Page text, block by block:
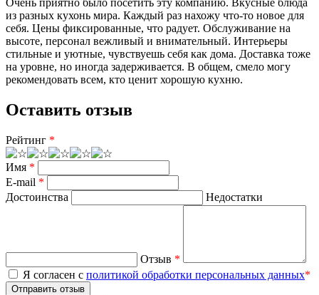
из разных кухонь мира. Каждый раз нахожу что-то новое для
себя. Цены фиксированные, что радует. Обслуживание на
высоте, персонал вежливый и внимательный. Интерьеры
стильные и уютные, чувствуешь себя как дома. Доставка тоже
на уровне, но иногда задерживается. В общем, смело могу
рекомендовать всем, кто ценит хорошую кухню.
Оставить отзыв
Рейтинг *
Имя *
E-mail *
Достоинства
Недостатки
Отзыв *
Я согласен с политикой обработки персональных данных*
Отправить отзыв